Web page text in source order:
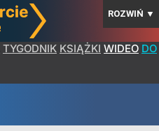
ROZWIŃ ▼
TYGODNIK KSIĄŻKI WIDEO DO